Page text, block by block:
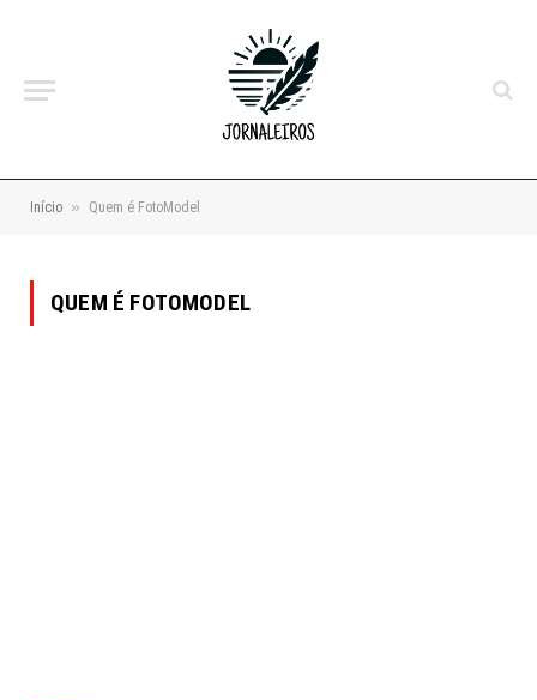
Início » Quem é FotoModel
QUEM É FOTOMODEL